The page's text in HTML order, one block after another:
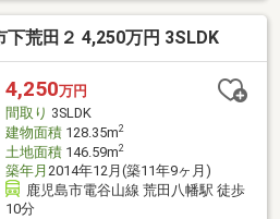
下荒田２ 4,250万円 3SLDK
4,250万円
間取り 3SLDK
建物面積128.35m2
土地面積146.59m2
築年月 2014年12月(築11年9ヶ月)
鹿児島市電谷山線 荒田八幡駅 徒歩
10分